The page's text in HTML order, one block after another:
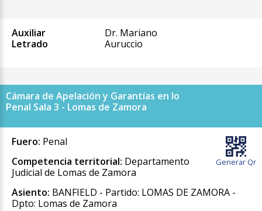
Auxiliar
Letrado
Dr. Mariano
Auruccio
Cámara de Apelación y Garantías en lo
Penal Sala 3 - Lomas de Zamora
Generar Qr
Fuero: Penal
Competencia territorial: Departamento
Judicial de Lomas de Zamora
Asiento: BANFIELD - Partido: LOMAS DE ZAMORA -
Dpto: Lomas de Zamora